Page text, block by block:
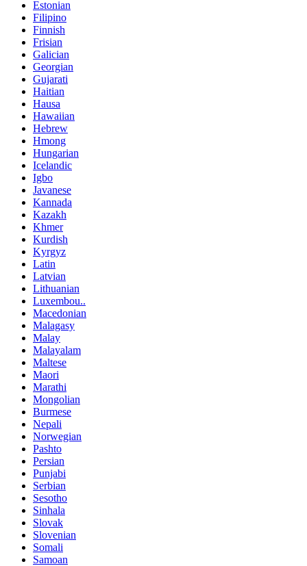
Estonian
Filipino
Finnish
Frisian
Galician
Georgian
Gujarati
Haitian
Hausa
Hawaiian
Hebrew
Hmong
Hungarian
Icelandic
Igbo
Javanese
Kannada
Kazakh
Khmer
Kurdish
Kyrgyz
Latin
Latvian
Lithuanian
Luxembou..
Macedonian
Malagasy
Malay
Malayalam
Maltese
Maori
Marathi
Mongolian
Burmese
Nepali
Norwegian
Pashto
Persian
Punjabi
Serbian
Sesotho
Sinhala
Slovak
Slovenian
Somali
Samoan